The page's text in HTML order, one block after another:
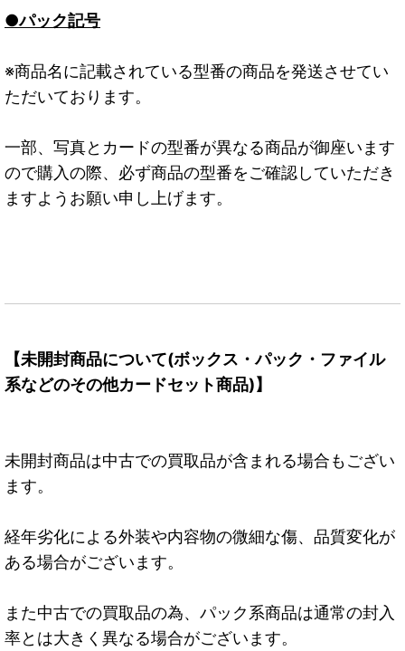
●パック記号
※商品名に記載されている型番の商品を発送させてい
ただいております。
一部、写真とカードの型番が異なる商品が御座います
ので購入の際、必ず商品の型番をご確認していただき
ますようお願い申し上げます。
【未開封商品について(ボックス・パック・ファイル
系などのその他カードセット商品)】
未開封商品は中古での買取品が含まれる場合もござい
ます。
経年劣化による外装や内容物の微細な傷、品質変化が
ある場合がございます。
また中古での買取品の為、パック系商品は通常の封入
率とは大きく異なる場合がございます。